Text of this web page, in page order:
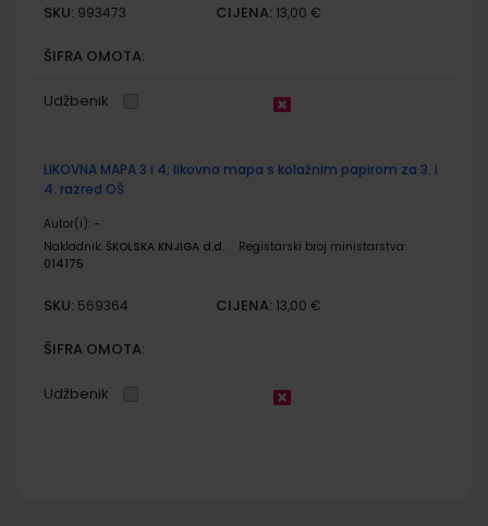
SKU: 993473 CIJENA: 13,00 €
ŠIFRA OMOTA:
Udžbenik
LIKOVNA MAPA 3 i 4; likovna mapa s kolažnim papirom za 3. i
4. razred OŠ
Autor(i): -
Nakladnik: ŠKOLSKA KNJIGA d.d.
Registarski broj ministarstva:
014175
SKU: 569364 CIJENA: 13,00 €
ŠIFRA OMOTA:
Udžbenik